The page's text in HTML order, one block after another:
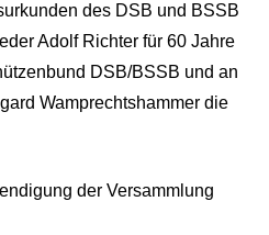
des DSB und BSSB
Adolf Richter für 60 Jahre
DSB/BSSB und an
Wamprechtshammer die
der Versammlung